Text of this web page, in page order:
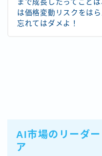
まで成長したってこと
は価格変動リスクをは
忘れてはダメよ！
AI市場のリーダ
ア